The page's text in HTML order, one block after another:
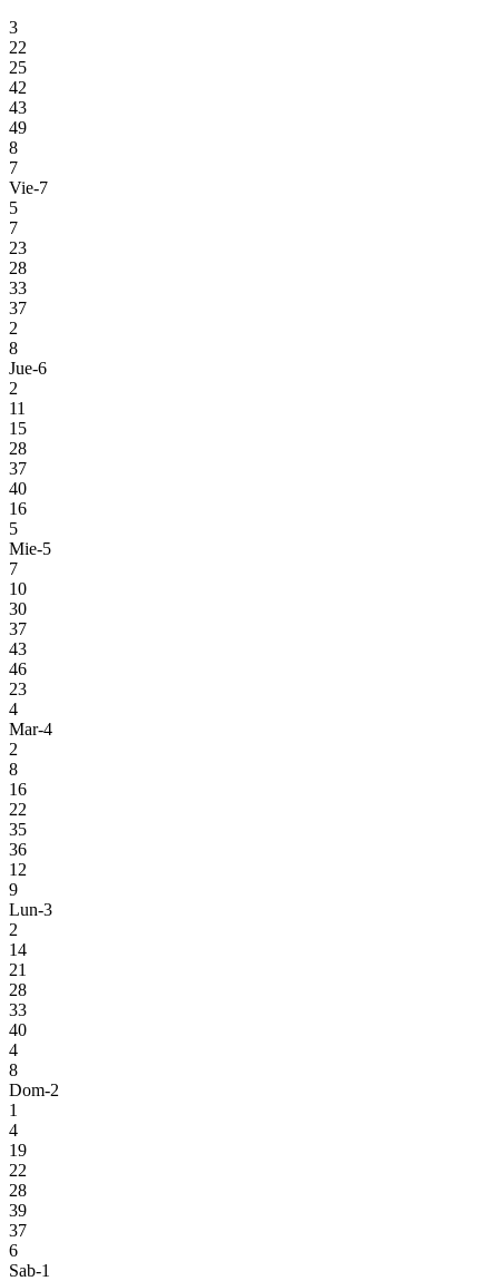
3
22
25
42
43
49
8
7
Vie-7
5
7
23
28
33
37
2
8
Jue-6
2
11
15
28
37
40
16
5
Mie-5
7
10
30
37
43
46
23
4
Mar-4
2
8
16
22
35
36
12
9
Lun-3
2
14
21
28
33
40
4
8
Dom-2
1
4
19
22
28
39
37
6
Sab-1